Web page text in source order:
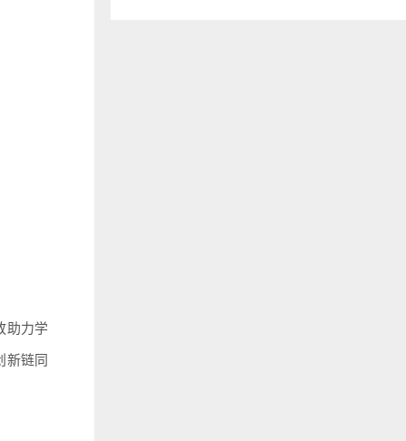
助力学
新链同